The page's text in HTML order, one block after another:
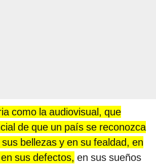
como la audiovisual, que
de que un país se reconozca
bellezas y en su fealdad, en
sus defectos, en sus sueños